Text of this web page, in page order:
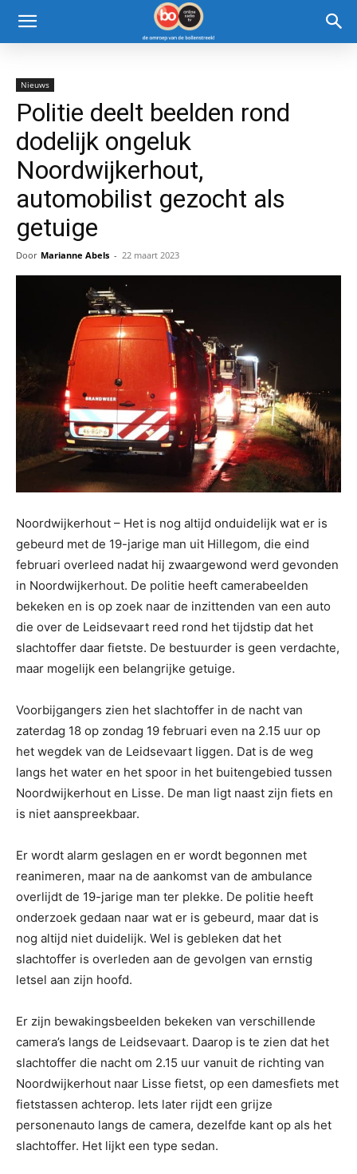
Nieuws
Politie deelt beelden rond
dodelijk ongeluk
Noordwijkerhout,
automobilist gezocht als
getuige
Door Marianne Abels - 22 maart 2023
Noordwijkerhout – Het is nog altijd onduidelijk wat er is
gebeurd met de 19-jarige man uit Hillegom, die eind
februari overleed nadat hij zwaargewond werd gevonden
in Noordwijkerhout. De politie heeft camerabeelden
bekeken en is op zoek naar de inzittenden van een auto
die over de Leidsevaart reed rond het tijdstip dat het
slachtoffer daar fietste. De bestuurder is geen verdachte,
maar mogelijk een belangrijke getuige.
Voorbijgangers zien het slachtoffer in de nacht van
zaterdag 18 op zondag 19 februari even na 2.15 uur op
het wegdek van de Leidsevaart liggen. Dat is de weg
langs het water en het spoor in het buitengebied tussen
Noordwijkerhout en Lisse. De man ligt naast zijn fiets en
is niet aanspreekbaar.
Er wordt alarm geslagen en er wordt begonnen met
reanimeren, maar na de aankomst van de ambulance
overlijdt de 19-jarige man ter plekke. De politie heeft
onderzoek gedaan naar wat er is gebeurd, maar dat is
nog altijd niet duidelijk. Wel is gebleken dat het
slachtoffer is overleden aan de gevolgen van ernstig
letsel aan zijn hoofd.
Er zijn bewakingsbeelden bekeken van verschillende
camera’s langs de Leidsevaart. Daarop is te zien dat het
slachtoffer die nacht om 2.15 uur vanuit de richting van
Noordwijkerhout naar Lisse fietst, op een damesfiets met
fietstassen achterop. Iets later rijdt een grijze
personenauto langs de camera, dezelfde kant op als het
slachtoffer. Het lijkt een type sedan.